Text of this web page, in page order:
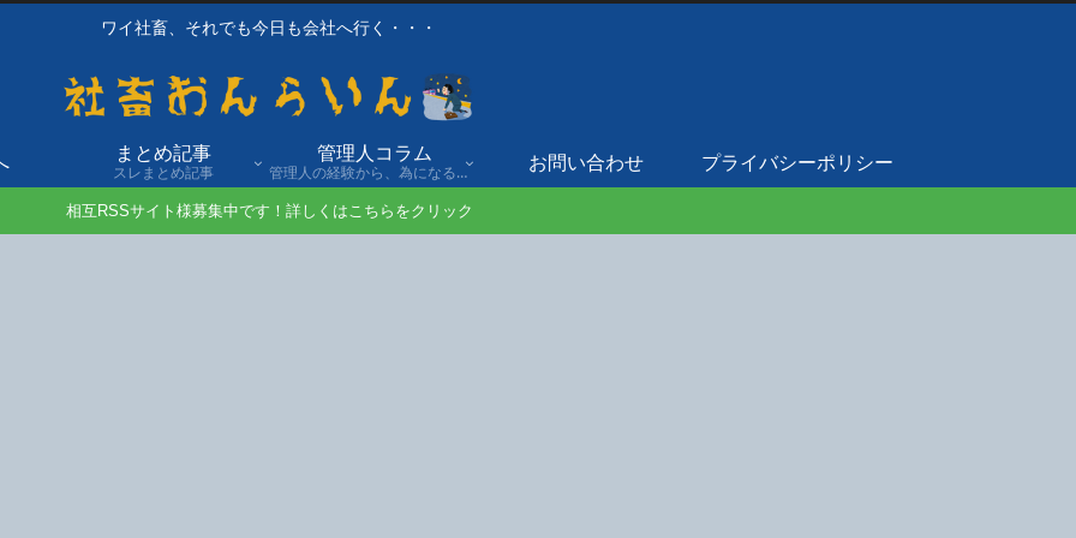
ワイ社畜、それでも今日も会社へ行く・・・
まとめ記事
スレまとめ記事
管理人コラム
管理人の経験から、為になる話や自身の経験談を発信。
お問い合わせ プライバシーポリシー
相互RSSサイト様募集中です！詳しくはこちらをクリック